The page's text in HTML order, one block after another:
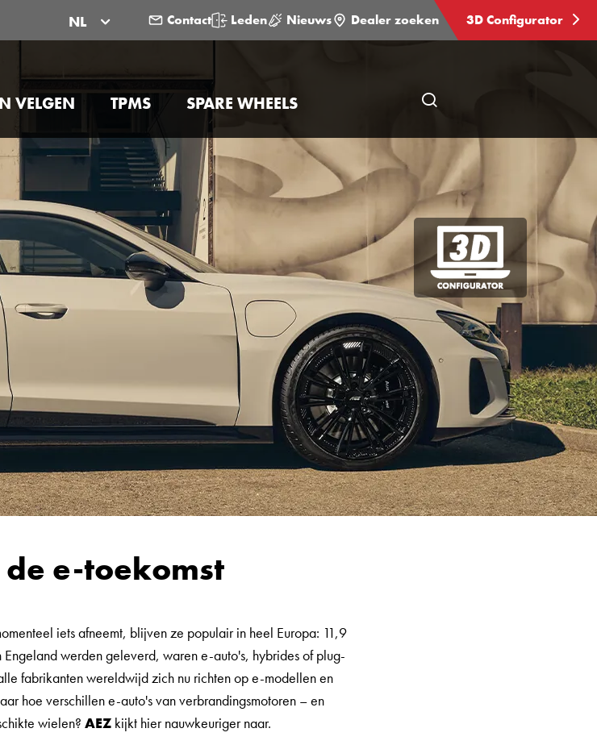
NL Contact Leden Nieuws Dealer zoeken 3D Configurator
VELGEN TPMS SPARE WHEELS
pagina
zoeken
3D
Configurator
e-toekomst
iets afneemt, blijven ze populair in heel Europa: 11,9
werden geleverd, waren e-auto's, hybrides of plug-
fabrikanten wereldwijd zich nu richten op e-modellen en
hoe verschillen e-auto's van verbrandingsmotoren – en
wielen? AEZ kijkt hier nauwkeuriger naar.